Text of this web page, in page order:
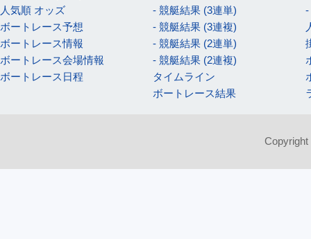
人気順 オッズ
ボートレース予想
ボートレース情報
ボートレース会場情報
ボートレース日程
- 競艇結果 (3連単)
- 競艇結果 (3連複)
- 競艇結果 (2連単)
- 競艇結果 (2連複)
タイムライン
ボートレース結果
-